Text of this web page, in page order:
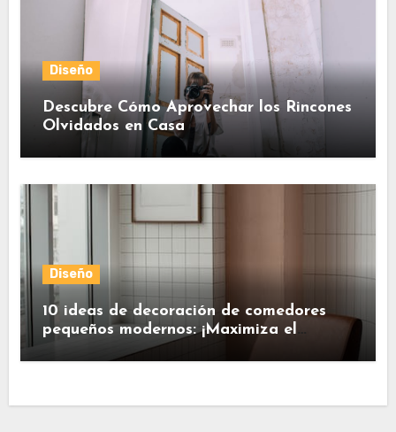
Diseño
Descubre Cómo Aprovechar los Rincones
Olvidados en Casa
Diseño
10 ideas de decoración de comedores
pequeños modernos: ¡Maximiza el
espacio con estilo!